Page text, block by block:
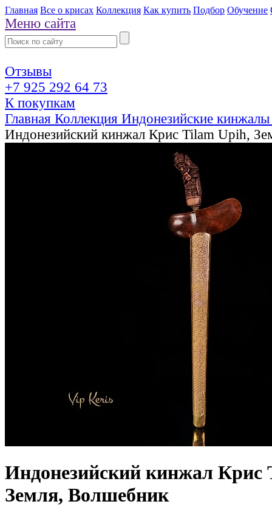
Главная Все о крисах Коллекция Как купить Подбор Обучение
Меню сайта
Отзывы
+7 925 292 64 73
К покупкам
Главная Коллекция Индонезийские
Индонезийский кинжал Крис Tilam Upih,
Индонезийский кинжал Крис
Земля, Волшебник